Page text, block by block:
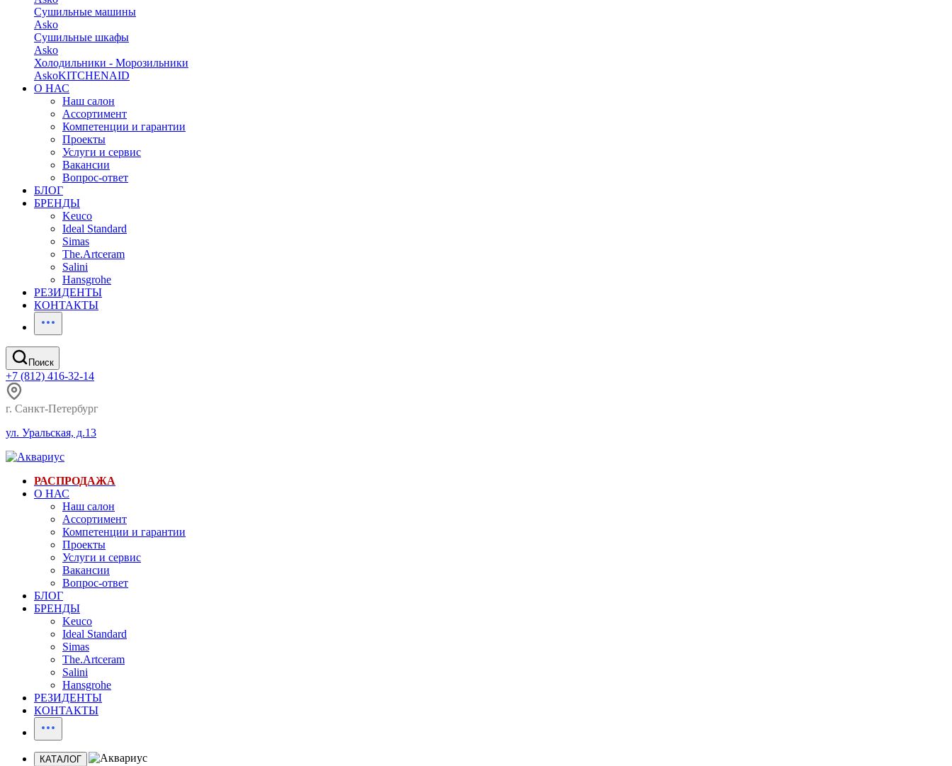
Сушильные машины
Asko
Сушильные шкафы
Asko
Холодильники - Морозильники
AskoKITCHENAID
О НАС
Наш салон
Ассортимент
Компетенции и гарантии
Проекты
Услуги и сервис
Вакансии
Вопрос-ответ
БЛОГ
БРЕНДЫ
Keuco
Ideal Standard
Simas
The.Artceram
Salini
Hansgrohe
РЕЗИДЕНТЫ
КОНТАКТЫ
Поиск
+7 (812) 416-32-14
г. Санкт-Петербург
ул. Уральская, д.13
РАСПРОДАЖА
О НАС
Наш салон
Ассортимент
Компетенции и гарантии
Проекты
Услуги и сервис
Вакансии
Вопрос-ответ
БЛОГ
БРЕНДЫ
Keuco
Ideal Standard
Simas
The.Artceram
Salini
Hansgrohe
РЕЗИДЕНТЫ
КОНТАКТЫ
КАТАЛОГ